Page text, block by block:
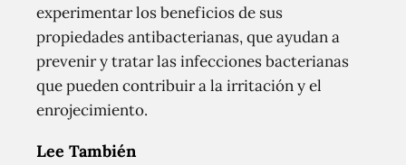
experimentar los beneficios de sus
propiedades antibacterianas, que ayudan a
prevenir y tratar las infecciones bacterianas
que pueden contribuir a la irritación y el
enrojecimiento.
Lee También